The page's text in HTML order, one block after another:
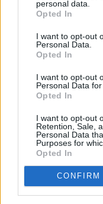
rechazar tal
cualquier momento
visitando nuestra
personal data.
Opted In
I want to opt-out
Personal Data.
Opted In
I want to opt-out
Personal Data
Opted In
I want to opt-out
Retention, Sale,
Personal Data
Purposes for
Opted In
CONFIRM